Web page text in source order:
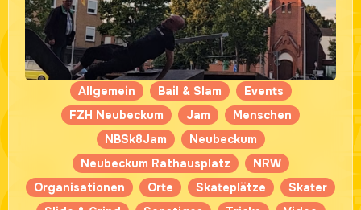
Allgemein Bail & Slam
Events
FZH Neubeckum
Jam
Menschen
NBSk8Jam
Neubeckum
Neubeckum Rathausplatz
NRW
Organisationen
Orte Skateplätze
Skater